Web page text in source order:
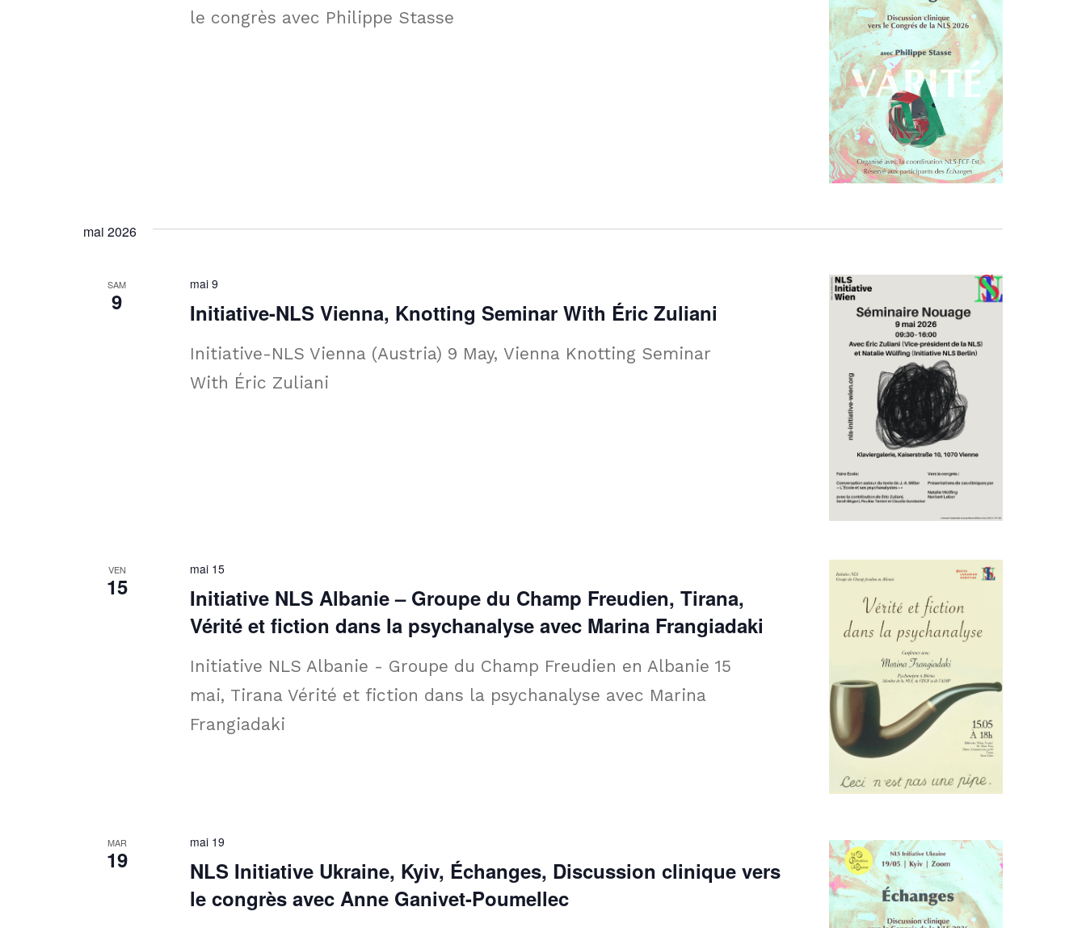
le congrès avec Philippe Stasse
mai 2026
SAM
9 Initiative-NLS Vienna, Knotting Seminar With Éric Zuliani
mai 9
Initiative-NLS Vienna (Austria) 9 May, Vienna Knotting Seminar
With Éric Zuliani
VEN
15
Initiative NLS Albanie – Groupe du Champ Freudien, Tirana,
Vérité et fiction dans la psychanalyse avec Marina Frangiadaki
mai 15
Initiative NLS Albanie - Groupe du Champ Freudien en Albanie 15
mai, Tirana Vérité et fiction dans la psychanalyse avec Marina
Frangiadaki
MAR
19
NLS Initiative Ukraine, Kyiv, Échanges, Discussion clinique vers
le congrès avec Anne Ganivet-Poumellec
mai 19